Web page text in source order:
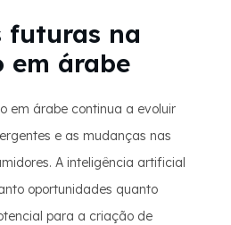
futuras na
em árabe
em árabe continua a evoluir
e as mudanças nas
A inteligência artificial
oportunidades quanto
para a criação de